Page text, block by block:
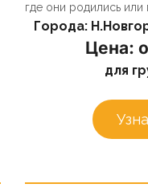
где они родились или
Города:
Цена:
для